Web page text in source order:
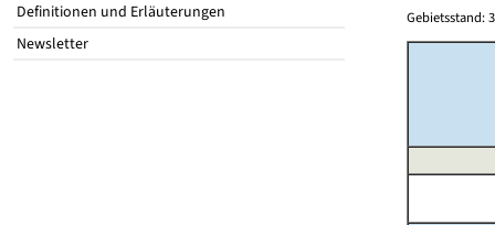
Definitionen und Erläuterungen
Newsletter
Gebietsstand: